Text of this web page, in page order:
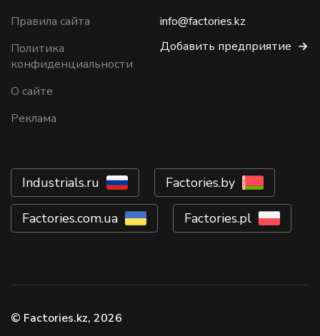
Правила сайта
Политика
конфиденциальности
О сайте
Реклама
info@factories.kz
Добавить предприятие
Industrials.ru Factories.by
Factories.com.ua Factories.pl
© Factories.kz, 2026